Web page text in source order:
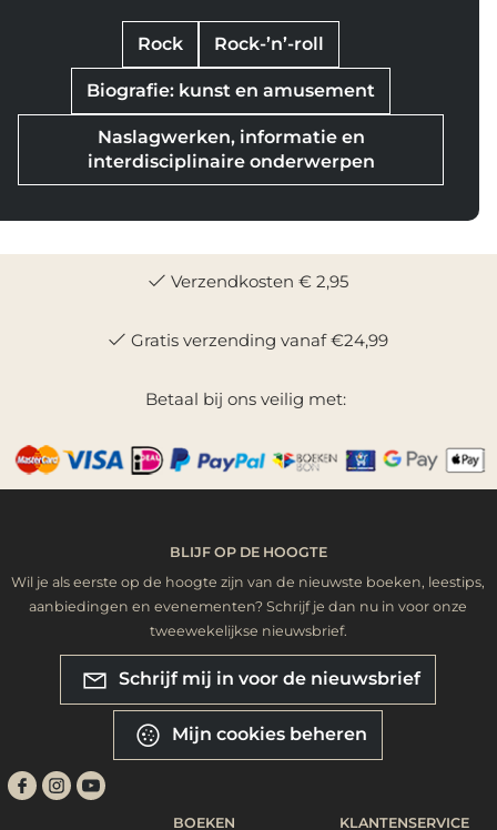
Rock Rock-’n’-roll
Biografie: kunst en amusement
Naslagwerken, informatie en
interdisciplinaire onderwerpen
Verzendkosten € 2,95
Gratis verzending vanaf €24,99
Betaal bij ons veilig met:
BLIJF OP DE HOOGTE
Wil je als eerste op de hoogte zijn van de nieuwste boeken, leestips,
aanbiedingen en evenementen? Schrijf je dan nu in voor onze
tweewekelijkse nieuwsbrief.
Schrijf mij in voor de nieuwsbrief
Mijn cookies beheren
BOEKEN KLANTENSERVICE